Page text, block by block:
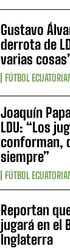
Gustavo
derrota de
varias
FÚTBOL
Joaquín
LDU: “Los
conforman,
siempre”
FÚTBOL
Reportan
jugará en el
Inglaterra